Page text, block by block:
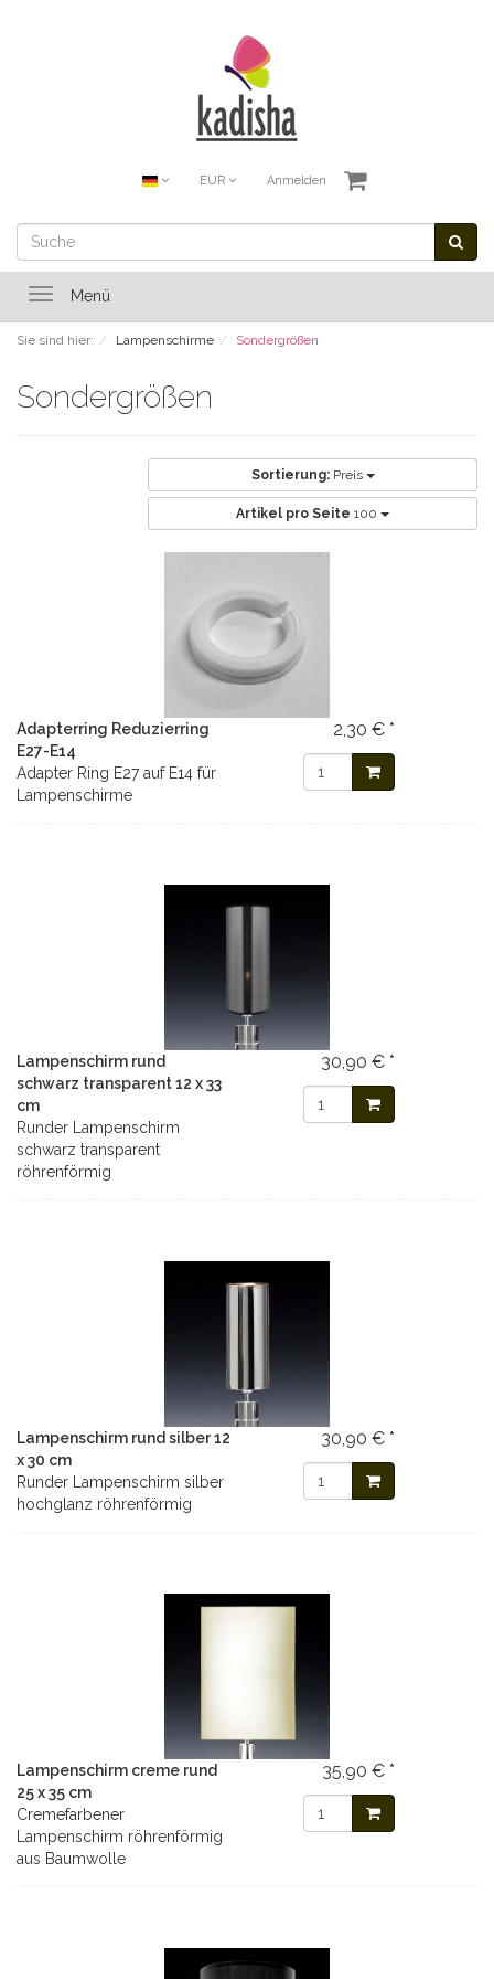
EUR Anmelden
ToggleMenü
Sie sind hier: Lampenschirme Sondergrößen
Sondergrößen
Sortierung: Preis
Artikel pro Seite 100
Adapterring Reduzierring
E27-E14
Adapter Ring E27 auf E14 für
Lampenschirme
2,30 € *
Lampenschirm rund
schwarz transparent 12 x 33
cm
Runder Lampenschirm
schwarz transparent
röhrenförmig
30,90 € *
Lampenschirm rund silber 12
x 30 cm
Runder Lampenschirm silber
hochglanz röhrenförmig
30,90 € *
Lampenschirm creme rund
25 x 35 cm
Cremefarbener
Lampenschirm röhrenförmig
aus Baumwolle
35,90 € *